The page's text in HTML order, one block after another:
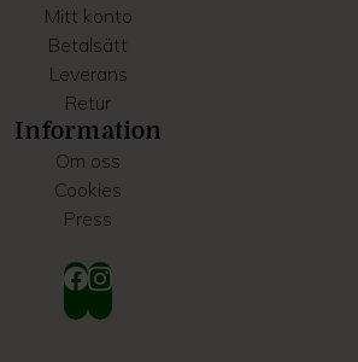
Mitt konto
Betalsätt
Leverans
Retur
Information
Om oss
Cookies
Press